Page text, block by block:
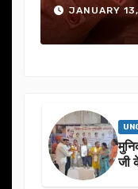
NEWS DESK
जी